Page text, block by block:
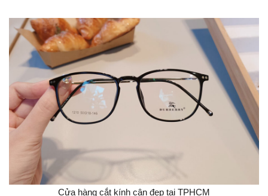
Cửa hàng cắt kính cận đẹp tại TPHCM